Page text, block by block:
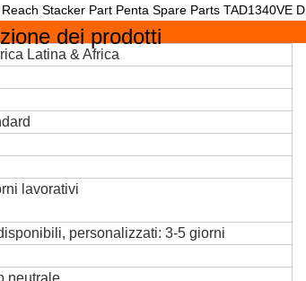
Stacker Part Penta Spare Parts TAD1340VE
dei prodotti
Latina & Africa
lavorativi
personalizzati: 3-5 giorni
neutrale